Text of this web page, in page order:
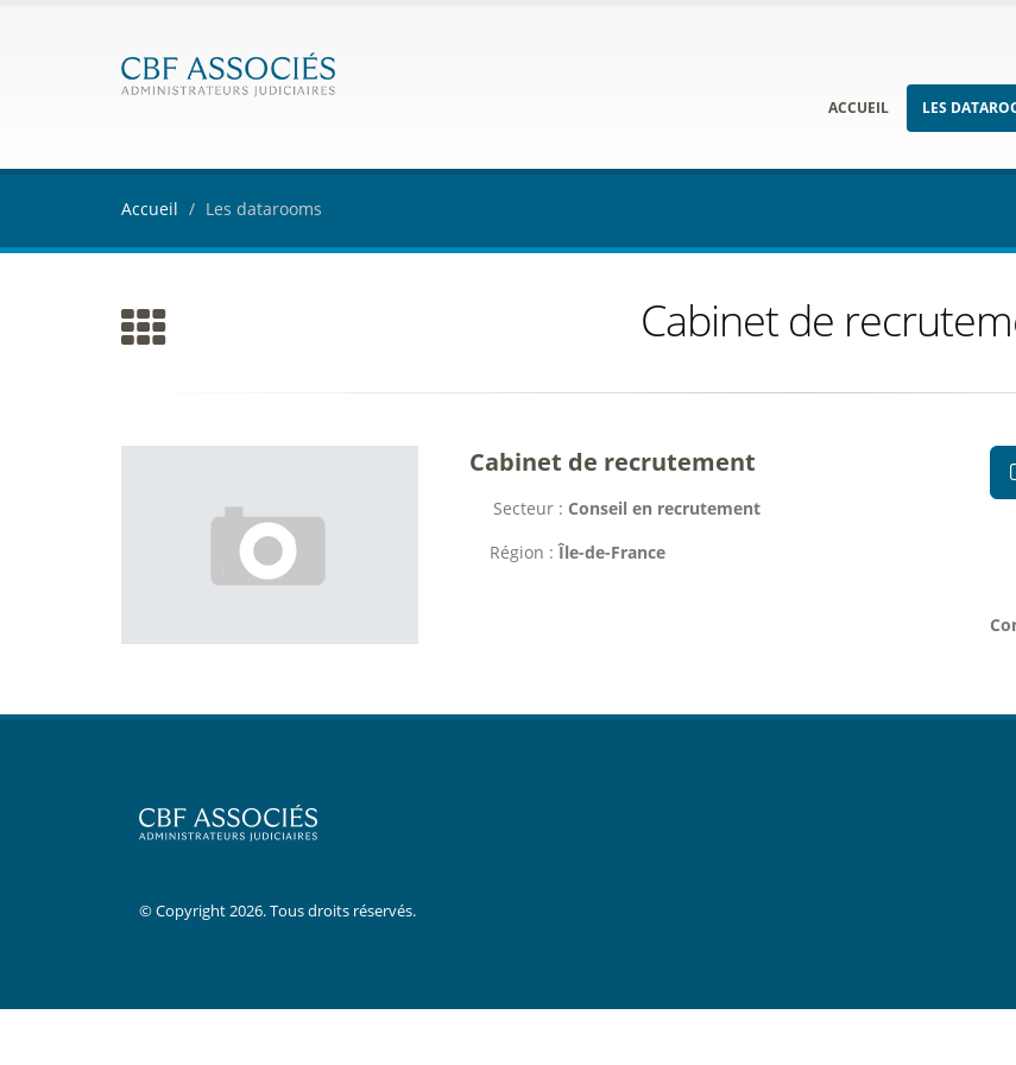
ACCUEIL LES
Accueil Les datarooms
Cabinet de
Cabinet de recrutement
Secteur : Conseil en recrutement
Région :Île-de-France
© Copyright 2026. Tous droits réservés.